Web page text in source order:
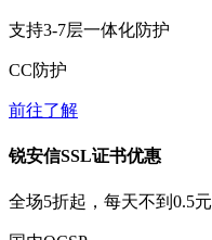
支持3-7层一体化防护
CC防护
前往了解
锐安信SSL证书优惠
全场5折起，每天不到 0.5元